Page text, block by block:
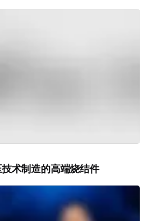
术制造的高端烧结件